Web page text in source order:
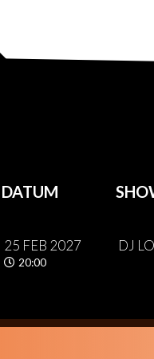
DATUM
25 FEB 2027
20:00
DJ